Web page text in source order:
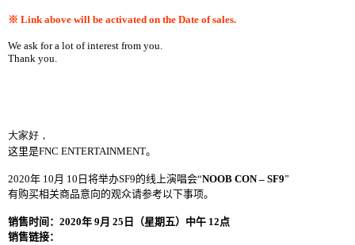
※ Link above will be activated on the Date of sales.
We ask for a lot of interest from you.
Thank you.
大家好，
这里是FNC ENTERTAINMENT。
2020年 10月 10 日将举办SF9的线上演唱会“NOOB CON – SF9”
有购买相关商品意向的观众请参考以下事项。
销售时间： 2020年 9月 25 日（星期五）中午 12点
销售链接：